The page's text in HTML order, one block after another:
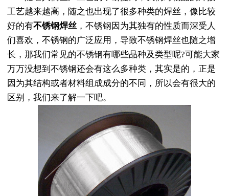
工艺越来越高，随之也出现了很多种类的焊丝，像比较
好的有不锈钢焊丝，不锈钢因为其独有的性质而深受人
们喜欢，不锈钢的广泛应用，导致不锈钢焊丝也随之增
长，那我们常见的不锈钢有哪些品种及类型呢?可能大家
万万没想到不锈钢还会有这么多种类，其实是的，正是
因为其结构或者材料组成成分的不同，所以会有很大的
区别，我们来了解一下吧。